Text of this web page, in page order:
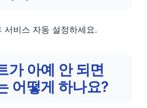
서비스 자동 설정하세요.
가 아예 안 되면
어떻게 하나요?